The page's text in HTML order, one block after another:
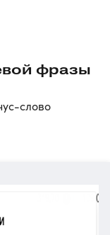
фразы
слово